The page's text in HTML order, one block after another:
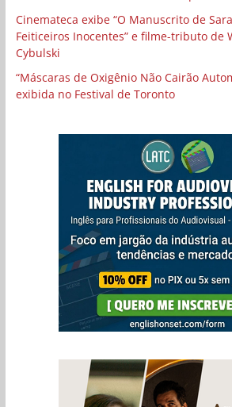
Cinemateca exibe “O Manuscrito de
Feiticeiros Inocentes” e filme-tributo de
Cybulski
“Máscaras de Oxigênio Não Cairão
exibida no Festival de Toronto